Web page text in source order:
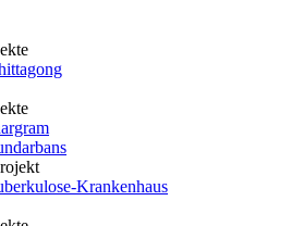
Krankenhaus